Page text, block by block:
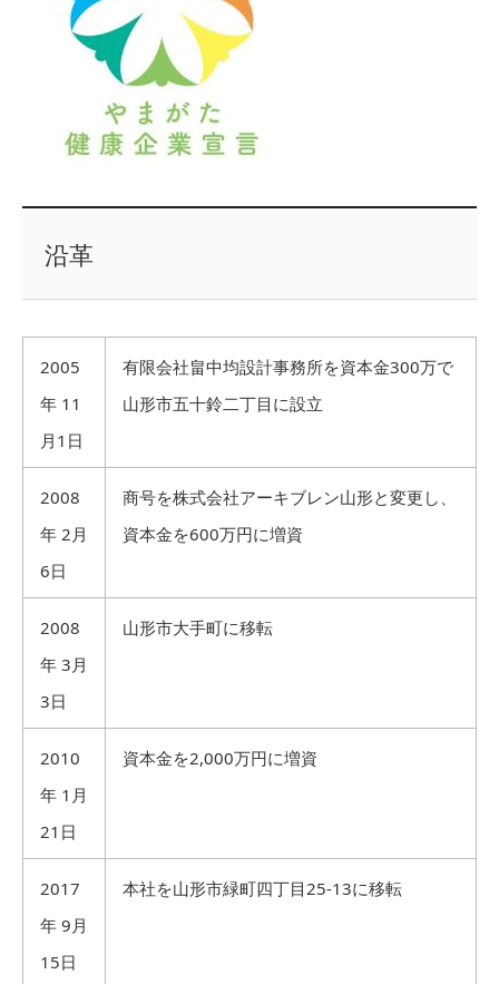
沿革
2005
年 11
月1日
有限会社畠中均設計事務所を資本金300万で
山形市五十鈴二丁目に設立
2008
年 2月
6日
商号を株式会社アーキブレン山形と変更し、
資本金を600万円に増資
2008
年 3月
3日
山形市大手町に移転
2010
年 1月
21日
資本金を2,000万円に増資
2017
年 9月
15日
本社を山形市緑町四丁目25-13に移転